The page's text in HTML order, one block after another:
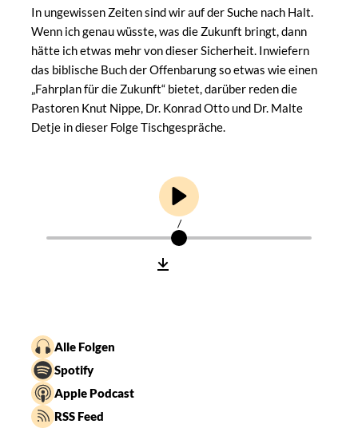
In ungewissen Zeiten sind wir auf der Suche nach Halt.
Wenn ich genau wüsste, was die Zukunft bringt, dann
hätte ich etwas mehr von dieser Sicherheit. Inwiefern
das biblische Buch der Offenbarung so etwas wie einen
„Fahrplan für die Zukunft“ bietet, darüber reden die
Pastoren Knut Nippe, Dr. Konrad Otto und Dr. Malte
Detje in dieser Folge Tischgespräche.
/
Alle Folgen
Spotify
Apple Podcast
RSS Feed